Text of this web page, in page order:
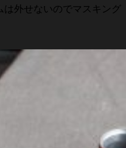
外せないのでマスキング